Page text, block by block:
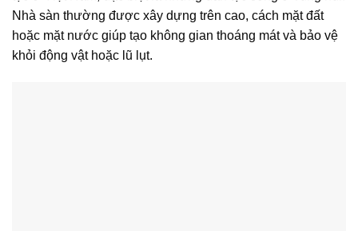
Nhà sàn thường được xây dựng trên cao, cách mặt đất
hoặc mặt nước giúp tạo không gian thoáng mát và bảo vệ
khỏi động vật hoặc lũ lụt.